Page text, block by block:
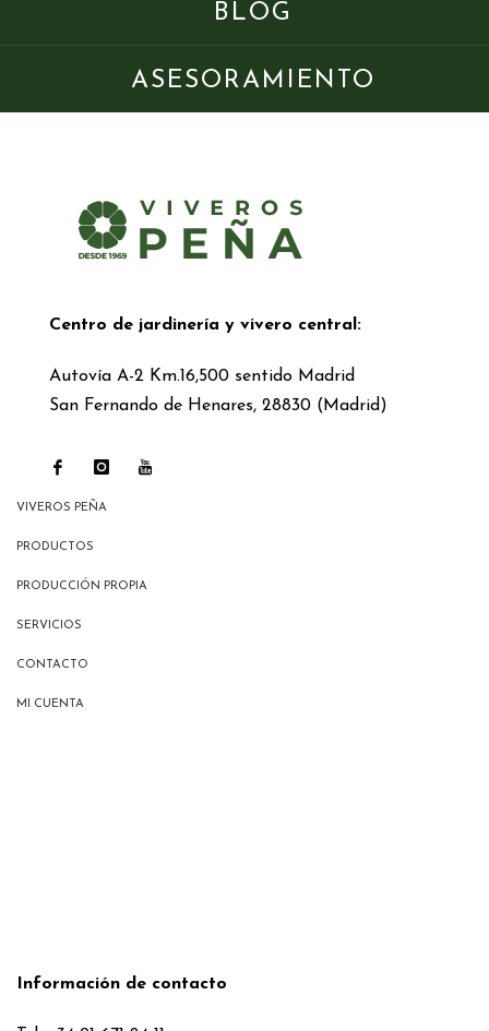
BLOG
ASESORAMIENTO
Centro de jardinería y vivero central:
Autovía A-2 Km.16,500 sentido Madrid
San Fernando de Henares, 28830 (Madrid)
VIVEROS PEÑA
PRODUCTOS
PRODUCCIÓN PROPIA
SERVICIOS
CONTACTO
MI CUENTA
Información de contacto